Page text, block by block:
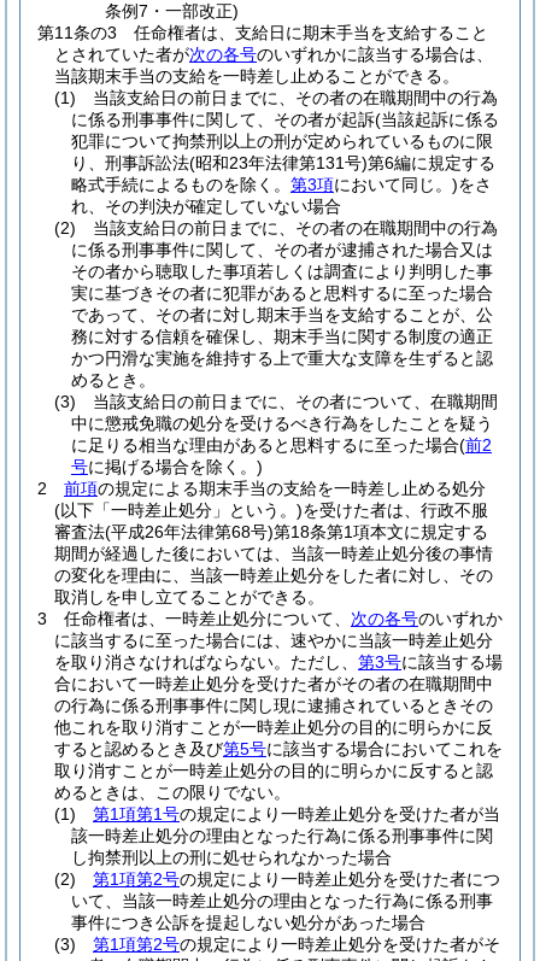
条例7・一部改正)
第11条の3
任命権者は、支給日に期末手当を支給すること
とされていた者が次の各号のいずれかに該当する場合は、
当該期末手当の支給を一時差し止めることができる。
(1)
当該支給日の前日までに、その者の在職期間中の行為
に係る刑事事件に関して、その者が起訴(当該起訴に係る
犯罪について拘禁刑以上の刑が定められているものに限
り、刑事訴訟法(昭和23年法律第131号)第6編に規定する
略式手続によるものを除く。 第3項において同じ。)をさ
れ、その判決が確定していない場合
(2)
当該支給日の前日までに、その者の在職期間中の行為
に係る刑事事件に関して、その者が逮捕された場合又は
その者から聴取した事項若しくは調査により判明した事
実に基づきその者に犯罪があると思料するに至った場合
であって、その者に対し期末手当を支給することが、公
務に対する信頼を確保し、期末手当に関する制度の適正
かつ円滑な実施を維持する上で重大な支障を生ずると認
めるとき。
(3)
当該支給日の前日までに、その者について、在職期間
中に懲戒免職の処分を受けるべき行為をしたことを疑う
に足りる相当な理由があると思料するに至った場合(前2
号に掲げる場合を除く。)
2
前項の規定による期末手当の支給を一時差し止める処分
(以下「一時差止処分」という。)を受けた者は、行政不服
審査法(平成26年法律第68号)第18条第1項本文に規定する
期間が経過した後においては、当該一時差止処分後の事情
の変化を理由に、当該一時差止処分をした者に対し、その
取消しを申し立てることができる。
3
任命権者は、一時差止処分について、 次の各号のいずれか
に該当するに至った場合には、速やかに当該一時差止処分
を取り消さなければならない。 ただし、 第3号に該当する場
合において一時差止処分を受けた者がその者の在職期間中
の行為に係る刑事事件に関し現に逮捕されているときその
他これを取り消すことが一時差止処分の目的に明らかに反
すると認めるとき及び第5号に該当する場合においてこれを
取り消すことが一時差止処分の目的に明らかに反すると認
めるときは、この限りでない。
(1)
第1項第1号の規定により一時差止処分を受けた者が当
該一時差止処分の理由となった行為に係る刑事事件に関
し拘禁刑以上の刑に処せられなかった場合
(2)
第1項第2号の規定により一時差止処分を受けた者につ
いて、当該一時差止処分の理由となった行為に係る刑事
事件につき公訴を提起しない処分があった場合
(3)
第1項第2号の規定により一時差止処分を受けた者がそ